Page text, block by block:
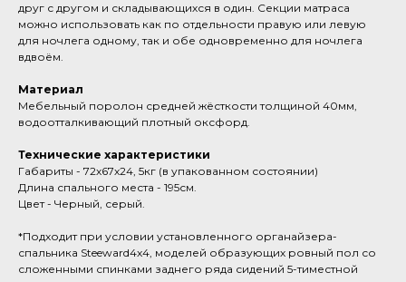
друг с другом и складывающихся в один. Секции матраса
можно использовать как по отдельности правую или левую
для ночлега одному, так и обе одновременно для ночлега
вдвоём.
Материал
Мебельный поролон средней жёсткости толщиной 40мм,
водоотталкивающий плотный оксфорд.
Технические характеристики
Габариты - 72х67х24, 5кг (в упакованном состоянии)
Длина спального места - 195см.
Цвет - Черный, серый.
*Подходит при условии установленного органайзера-
спальника Steeward4x4, моделей образующих ровный пол со
сложенными спинками заднего ряда сидений 5-тиместной